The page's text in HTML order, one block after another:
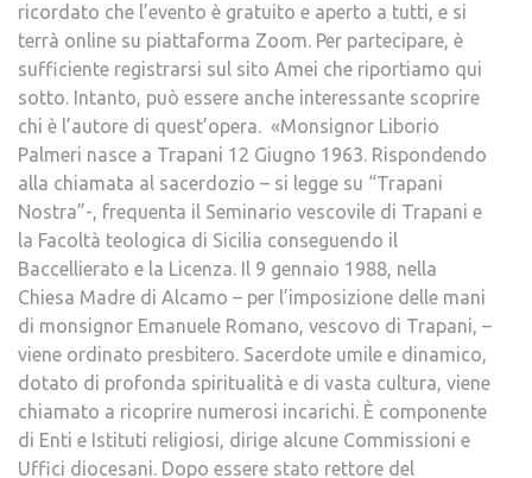
ricordato che l’evento è gratuito e aperto a tutti, e si
terrà online su piattaforma Zoom. Per partecipare, è
sufficiente registrarsi sul sito Amei che riportiamo qui
sotto. Intanto, può essere anche interessante scoprire
chi è l’autore di quest’opera. «Monsignor Liborio
Palmeri nasce a Trapani 12 Giugno 1963. Rispondendo
alla chiamata al sacerdozio – si legge su “Trapani
Nostra”-, frequenta il Seminario vescovile di Trapani e
la Facoltà teologica di Sicilia conseguendo il
Baccellierato e la Licenza. Il 9 gennaio 1988, nella
Chiesa Madre di Alcamo – per l’imposizione delle mani
di monsignor Emanuele Romano, vescovo di Trapani, –
viene ordinato presbitero. Sacerdote umile e dinamico,
dotato di profonda spiritualità e di vasta cultura, viene
chiamato a ricoprire numerosi incarichi. È componente
di Enti e Istituti religiosi, dirige alcune Commissioni e
Uffici diocesani. Dopo essere stato rettore del